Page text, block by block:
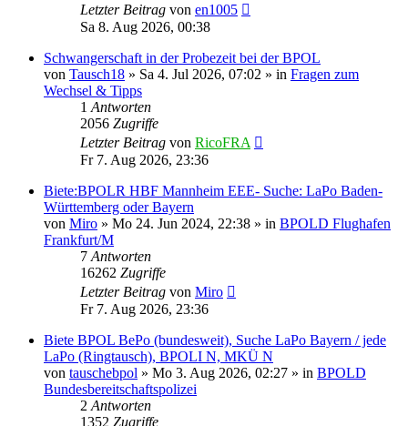
Letzter Beitrag von en1005
Sa 8. Aug 2026, 00:38
Schwangerschaft in der Probezeit bei der BPOL
von Tausch18 » Sa 4. Jul 2026, 07:02 » in Fragen zum
Wechsel & Tipps
1 Antworten
2056 Zugriffe
Letzter Beitrag von RicoFRA
Fr 7. Aug 2026, 23:36
Biete:BPOLR HBF Mannheim EEE- Suche: LaPo Baden-
Württemberg oder Bayern
von Miro » Mo 24. Jun 2024, 22:38 » in BPOLD Flughafen
Frankfurt/M
7 Antworten
16262 Zugriffe
Letzter Beitrag von Miro
Fr 7. Aug 2026, 23:36
Biete BPOL BePo (bundesweit), Suche LaPo Bayern / jede
LaPo (Ringtausch), BPOLI N, MKÜ N
von tauschebpol » Mo 3. Aug 2026, 02:27 » in BPOLD
Bundesbereitschaftspolizei
2 Antworten
1352 Zugriffe